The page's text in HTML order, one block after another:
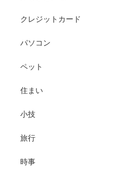
クレジットカード
パソコン
ペット
住まい
小技
旅行
時事